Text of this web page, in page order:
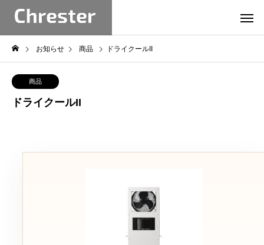
お知らせ 商品 ドライクールII
商品
ドライクールII